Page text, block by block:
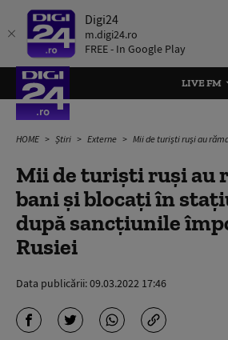
Digi24
m.digi24.ro
FREE - In Google Play
LIVE FM
HOME Știri Externe Mii de turiști ruși au rămas fără bani și
Mii de turiști ruși au
bani și blocați în
după sancțiunile
Rusiei
Data publicării:09.03.2022 17:46